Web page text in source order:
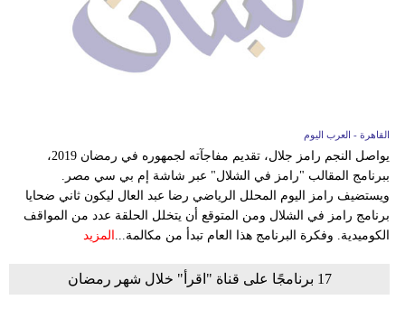
القاهرة - العرب اليوم
يواصل النجم رامز جلال، تقديم مفاجآته لجمهوره في رمضان 2019،
ببرنامج المقالب "رامز في الشلال" عبر شاشة إم بي سي مصر.
ويستضيف رامز اليوم المحلل الرياضي رضا عبد العال ليكون ثاني ضحايا
برنامج رامز في الشلال ومن المتوقع أن يتخلل الحلقة عدد من المواقف
الكوميدية. وفكرة البرنامج هذا العام تبدأ من مكالمة...
المزيد
17 برنامجًا على قناة "اقرأ" خلال شهر رمضان